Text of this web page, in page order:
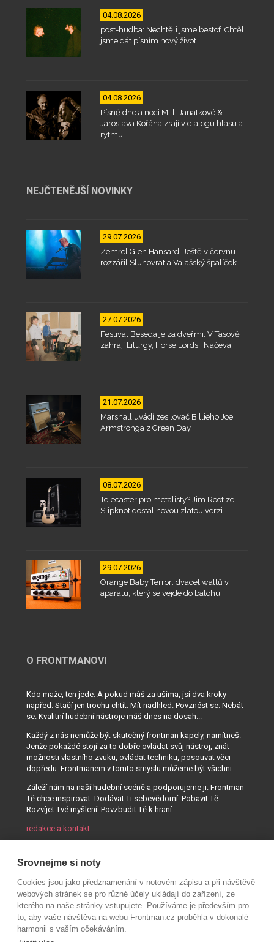
04.08.2026
post-hudba: Nechtěli jsme bestof. Chtěli
jsme dát písním nový život
04.08.2026
Písně dne a noci Milli Janatkové &
Jaroslava Kořána zrají v dialogu hlasu a
rytmu
NEJČTENĚJŠÍ NOVINKY
29.07.2026
Zemřel Glen Hansard. Ještě v červnu
rozzářil Slunovrat a Valašský špalíček
27.07.2026
Festival Beseda je za dveřmi. V Tasově
zahrají Liturgy, Horse Lords i Načeva
21.07.2026
Marshall uvádí zesilovač Billieho Joe
Armstronga z Green Day
08.07.2026
Telecaster pro metalisty? Jim Root ze
Slipknot dostal novou zlatou verzi
29.07.2026
Orange Baby Terror: dvacet wattů v
aparátu, který se vejde do batohu
O FRONTMANOVI
Kdo maže, ten jede. A pokud máš za ušima, jsi dva kroky
napřed. Stačí jen trochu chtít. Mít nadhled. Povznést se. Nebát
se. Kvalitní hudební nástroje máš dnes na dosah...
Každý z nás nemůže být skutečný frontman kapely, namítneš.
Jenže pokaždé stojí za to dobře ovládat svůj nástroj, znát
možnosti vlastního zvuku, ovládat techniku, posouvat věci
dopředu. Frontmanem v tomto smyslu můžeme být všichni.
Záleží nám na naší hudební scéně a podporujeme ji. Frontman
Tě chce inspirovat. Dodávat Ti sebevědomí. Pobavit Tě.
Rozvíjet Tvé myšlení. Povzbudit Tě k hraní...
redakce a kontakt
Srovnejme si noty
Cookies jsou jako předznamenání v notovém zápisu a při návštěvě
webových stránek se pro různé účely ukládají do zařízení, ze
kterého na naše stránky vstupujete. Používáme je především pro
to, aby vaše návštěva na webu Frontman.cz proběhla v dokonalé
harmonii s vaším očekáváním.